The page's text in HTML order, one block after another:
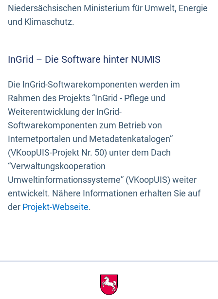
Niedersächsischen Ministerium für Umwelt, Energie
und Klimaschutz.
InGrid – Die Software hinter NUMIS
Die InGrid-Softwarekomponenten werden im
Rahmen des Projekts “InGrid - Pflege und
Weiterentwicklung der InGrid-
Softwarekomponenten zum Betrieb von
Internetportalen und Metadatenkatalogen”
(VKoopUIS-Projekt Nr. 50) unter dem Dach
“Verwaltungskooperation
Umweltinformationssysteme” (VKoopUIS) weiter
entwickelt. Nähere Informationen erhalten Sie auf
der Projekt-Webseite.